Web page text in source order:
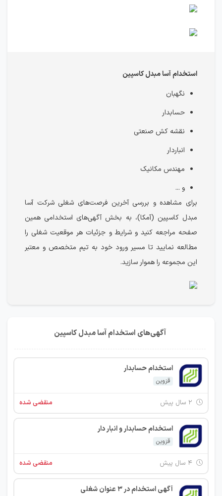
استخدام آسا مبدل کاسپین
نگهبان
حسابدار
نقشه کش صنعتی
انباردار
مهندس مکانیک
و ...
برای مشاهده و بررسی آخرین فرصت‌های شغلی شرکت آسا
مبدل کاسپین (آمکا)، به بخش آگهی‌های استخدامی همین
صفحه مراجعه کنید و شرایط و جزئیات هر موقعیت شغلی را
مطالعه نمایید تا مسیر ورود خود به تیم متخصص و معتبر
این مجموعه را هموار سازید.
آگهی‌های استخدام آسا مبدل کاسپین
استخدام حسابدار
قزوین
منقضی شده
استخدام حسابدار و انبار دار
قزوین
منقضی شده
آگهی استخدام در 3 عنوان شغلی